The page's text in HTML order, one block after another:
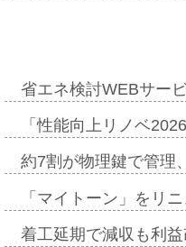
省エネ検討WEBサー
「性能向上リノベ
約7割が物理鍵で管理
「マイトーン」をリ
着工延期で減収も利